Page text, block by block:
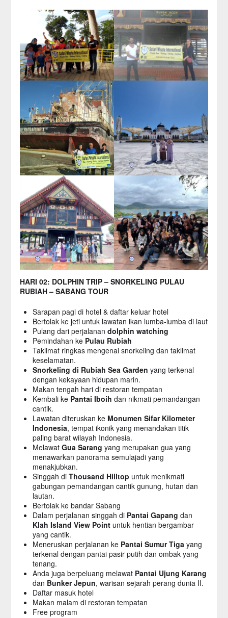
HARI 02: DOLPHIN TRIP – SNORKELING PULAU
RUBIAH – SABANG TOUR
Sarapan pagi di hotel & daftar keluar hotel
Bertolak ke jeti untuk lawatan ikan lumba-lumba di laut
Pulang dari perjalanan dolphin watching
Pemindahan ke Pulau Rubiah
Taklimat ringkas mengenai snorkeling dan taklimat
keselamatan.
Snorkeling di Rubiah Sea Garden yang terkenal
dengan kekayaan hidupan marin.
Makan tengah hari di restoran tempatan
Kembali ke Pantai Iboih dan nikmati pemandangan
cantik.
Lawatan diteruskan ke Monumen Sifar Kilometer
Indonesia, tempat ikonik yang menandakan titik
paling barat wilayah Indonesia.
Melawat Gua Sarang yang merupakan gua yang
menawarkan panorama semulajadi yang
menakjubkan.
Singgah di Thousand Hilltop untuk menikmati
gabungan pemandangan cantik gunung, hutan dan
lautan.
Bertolak ke bandar Sabang
Dalam perjalanan singgah di Pantai Gapang dan
Klah Island View Pointuntuk hentian bergambar
yang cantik.
Meneruskan perjalanan ke Pantai Sumur Tigayang
terkenal dengan pantai pasir putih dan ombak yang
tenang.
Anda juga berpeluang melawat Pantai Ujung Karang
dan Bunker Jepun, warisan sejarah perang dunia II.
Daftar masuk hotel
Makan malam di restoran tempatan
Free program